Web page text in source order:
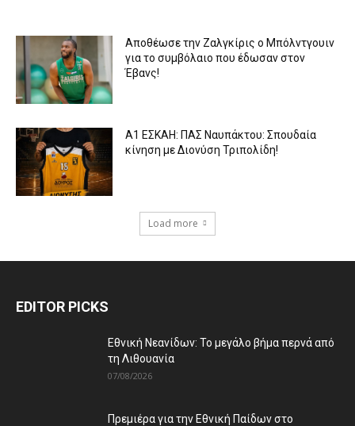
Aποθέωσε την Ζαλγκίρις ο Μπόλντγουιν
για το συμβόλαιο που έδωσαν στον
Έβανς!
Α1 ΕΣΚΑΗ: ΠΑΣ Ναυπάκτου: Σπουδαία
κίνηση με Διονύση Τριπολίδη!
Load more
EDITOR PICKS
Εθνική Νεανίδων: Το μεγάλο βήμα περνά από
τη Λιθουανία
07/08/2026
Πρεμιέρα για την Εθνική Παίδων στο